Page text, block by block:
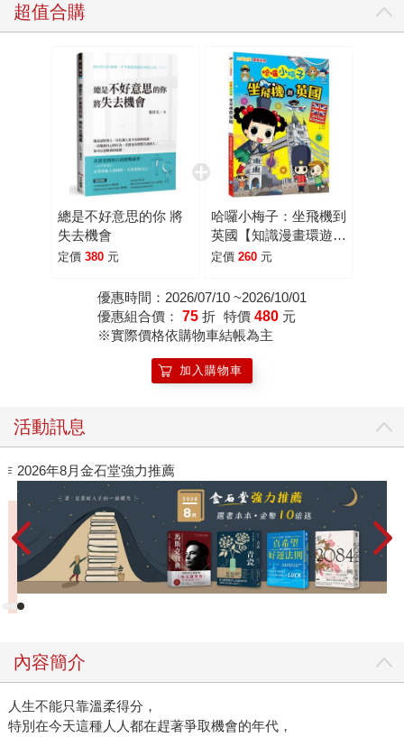
超值合購
總是不好意思的你 將
失去機會
定價 380 元
哈囉小梅子：坐飛機到
英國【知識漫畫環遊世
界】
定價 260 元
優惠時間：2026/07/10 ~2026/10/01
優惠組合價： 75 折 特價 480 元
※實際價格依購物車結帳為主
加入購物車
活動訊息
2026年8月金石堂強力推薦
內容簡介
人生不能只靠溫柔得分，
特別在今天這種人人都在趕著爭取機會的年代，